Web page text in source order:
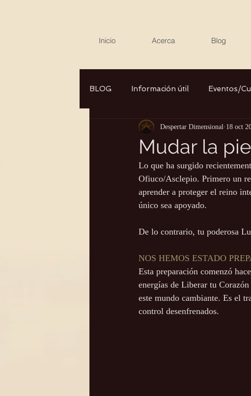
Inicio Acerca Blog
BLOG Información útil Eventos/
Canalizaciones/Entrevistas Libros
Aromaterapia/Herbolaria Agua
Autocuidado Consciencia
Mudar la
Despertar Dimensional 18 oct
Lo que ha surgido
Ofiuco/Asclepio. Primero un
aprender a proteger el reino
único sea apoyado.
De lo contrario, tu poderosa
NOS HEMOS ESTADO
Esta preparación comenzó
energías de Liberar tu
este mundo cambiante. Es el
control desenfrenados.